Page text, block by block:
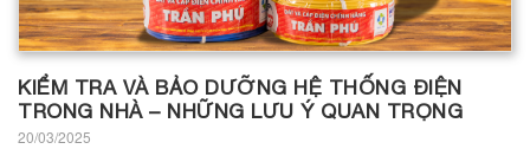
KIỂM TRA VÀ BẢO DƯỠNG HỆ THỐNG ĐIỆN
TRONG NHÀ – NHỮNG LƯU Ý QUAN TRỌNG
20/03/2025